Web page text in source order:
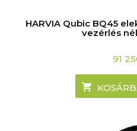
HARVIA Qubic BQ45
vezérlés
91